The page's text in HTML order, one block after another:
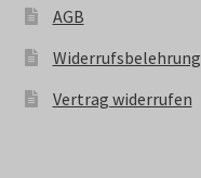
AGB
Widerrufsbelehrung
Vertrag widerrufen